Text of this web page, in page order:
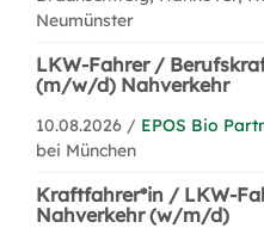
Neumünster
LKW-Fahrer /
(m/w/d) Nahverkehr
10.08.2026 / EPOS Bio
bei München
Kraftfahrer*in / LKW-
Nahverkehr (w/m/d)